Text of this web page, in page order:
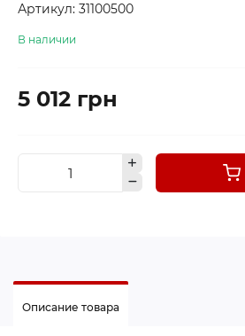
Артикул: 31100500
В наличии
5 012 грн
Описание товара